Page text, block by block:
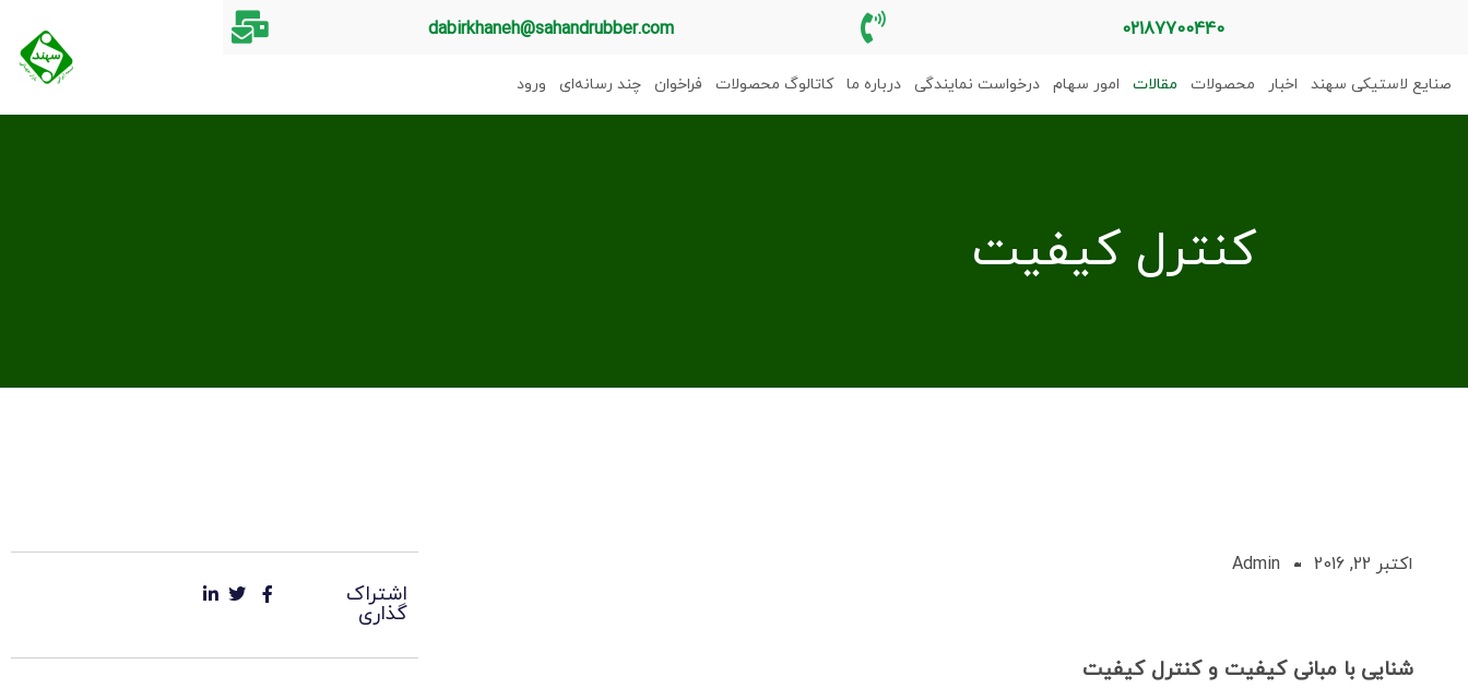
02187700440
dabirkhaneh@sahandrubber.com
صنایع لاستیکی سهند اخبار محصولات مقالات امور سهام درخواست نمایندگی درباره ما کاتالوگ محصولات فراخوان چند رسانه‌ای ورود
کنترل کیفیت
اکتبر 22, 2016 Admin
شنایی با مبانی کیفیت و کنترل کیفیت
اشتراک
گذاری